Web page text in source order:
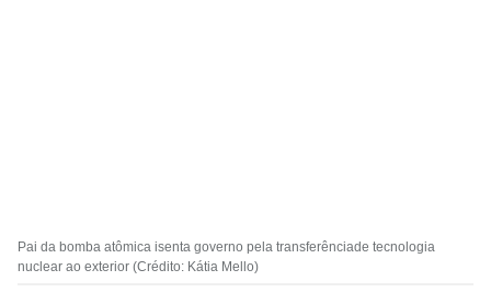
Pai da bomba atômica isenta governo pela transferênciade tecnologia
nuclear ao exterior (Crédito: Kátia Mello)